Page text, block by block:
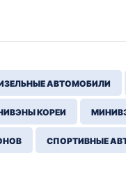
АВТОМОБИЛИ
КОРЕИ
СПОРТИВНЫЕ